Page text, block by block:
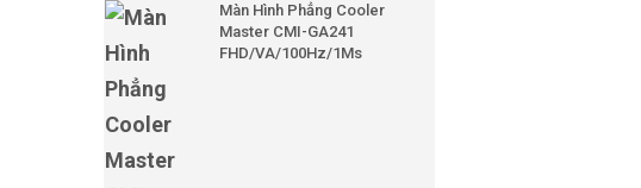
Màn Hình Phẳng Cooler
Master CMI-GA241
FHD/VA/100Hz/1Ms